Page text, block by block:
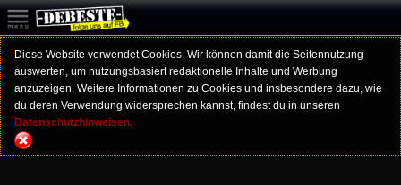
Diese Website verwendet Cookies. Wir können damit die Seitennutzung
auswerten, um nutzungsbasiert redaktionelle Inhalte und Werbung
anzuzeigen. Weitere Informationen zu Cookies und insbesondere dazu, wie
du deren Verwendung widersprechen kannst, findest du in unseren
Datenschutzhinweisen.